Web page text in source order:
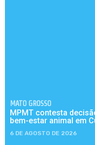
MATO GROSSO
MPMT contesta
bem-estar animal em
6 DE AGOSTO DE 2026